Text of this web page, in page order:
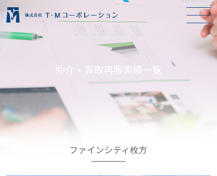
仲介・買取再販実績一覧
ファインシティ枚方